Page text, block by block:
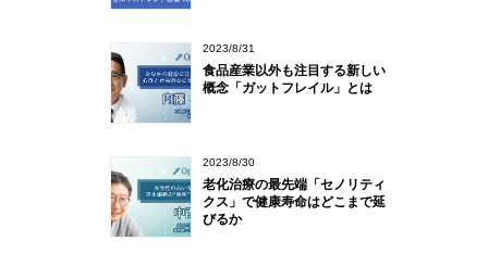
2023/8/31
食品産業以外も注目する新しい
概念「ガットフレイル」とは
2023/8/30
老化治療の最先端「セノリティ
クス」で健康寿命はどこまで延
びるか